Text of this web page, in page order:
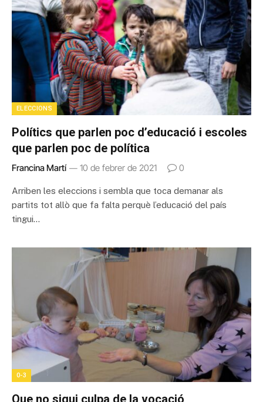
ELECCIONS
Polítics que parlen poc d’educació i escoles
que parlen poc de política
Francina Martí 10 de febrer de 2021 0
Arriben les eleccions i sembla que toca demanar als
partits tot allò que fa falta perquè l’educació del país
tingui…
0-3
Que no sigui culpa de la vocació